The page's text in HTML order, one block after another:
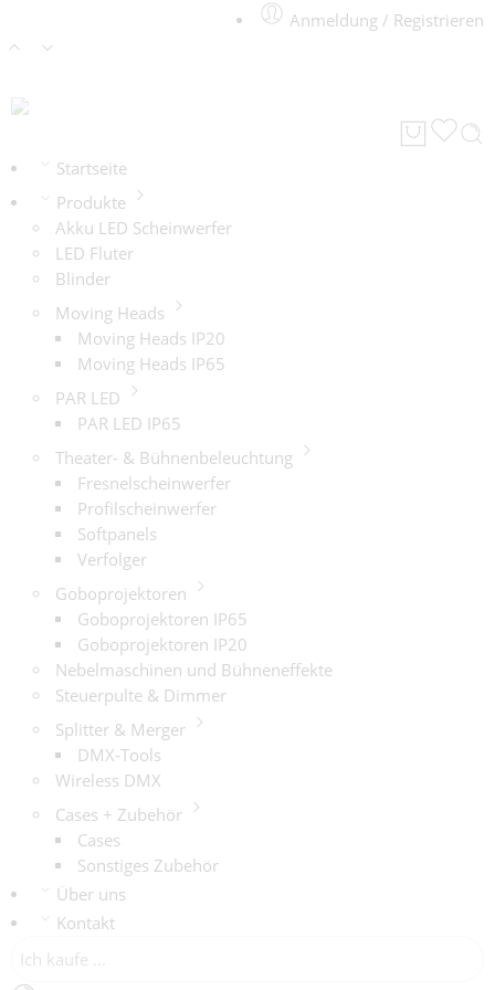
Anmeldung / Registrieren
Startseite
Produkte
Akku LED Scheinwerfer
LED Fluter
Blinder
Moving Heads
Moving Heads IP20
Moving Heads IP65
PAR LED
PAR LED IP65
Theater- & Bühnenbeleuchtung
Fresnelscheinwerfer
Profilscheinwerfer
Softpanels
Verfolger
Goboprojektoren
Goboprojektoren IP65
Goboprojektoren IP20
Nebelmaschinen und Bühneneffekte
Steuerpulte & Dimmer
Splitter & Merger
DMX-Tools
Wireless DMX
Cases + Zubehör
Cases
Sonstiges Zubehör
Über uns
Kontakt